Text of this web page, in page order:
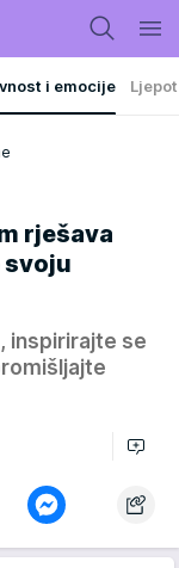
i emocije
rješava
svoju
inspirirajte se